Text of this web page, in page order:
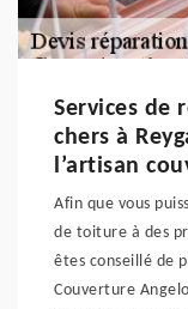
Services de
chers à
l’artisan
Afin que vous
de toiture à des
êtes conseillé de
Couverture